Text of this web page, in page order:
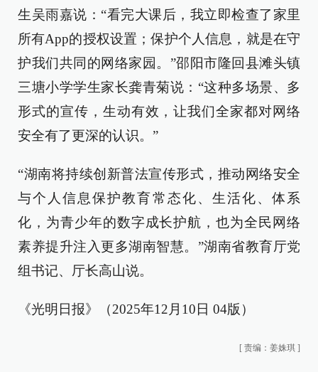
生吴雨嘉说：“看完大课后，我立即检查了家里
所有App的授权设置；保护个人信息，就是在守
护我们共同的网络家园。”邵阳市隆回县滩头镇
三塘小学学生家长龚青菊说：“这种多场景、多
形式的宣传，生动有效，让我们全家都对网络
安全有了更深的认识。”
“湖南将持续创新普法宣传形式，推动网络安全
与个人信息保护教育常态化、生活化、体系
化，为青少年的数字成长护航，也为全民网络
素养提升注入更多湖南智慧。”湖南省教育厅党
组书记、厅长高山说。
《光明日报》（2025年12月10日 04版）
[ 责编：姜姝琪 ]